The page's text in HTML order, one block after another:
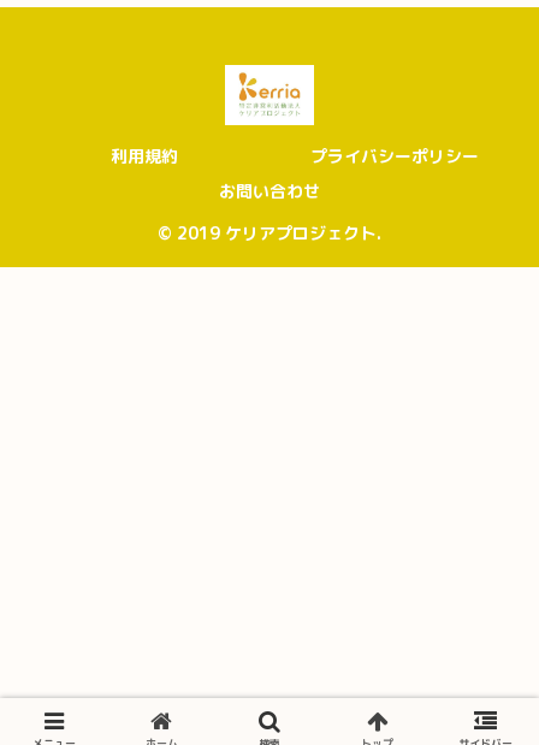
利用規約
プライバシーポリシー
お問い合わせ
© 2019 ケリアプロジェクト.